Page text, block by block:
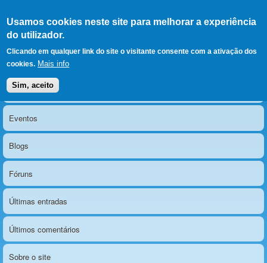
Usamos cookies neste site para melhorar a experiência
do utilizador.
Clicando em qualquer link do site o visitante consente com a ativação dos
cookies. Mais info
Sim, aceito
LERPARAVER , ir para a
página principal
O portal da visão diferente
Menu principal
Notícias
Eventos
Blogs
Fóruns
Últimas entradas
Últimos comentários
Sobre o site